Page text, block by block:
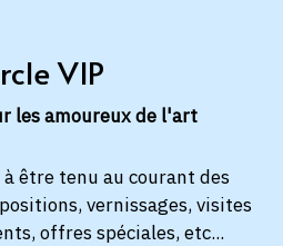
VIP
les amoureux de l'art
être tenu au courant des
vernissages, visites
offres spéciales, etc...